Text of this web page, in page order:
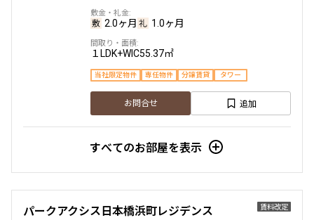
2.0ヶ月 1.0ヶ月
１LDK+WIC55.37㎡
当社限定物件 専任物件 分譲賃貸 タワー
お問合せ 追加
すべてのお部屋を表示
賃料改定
パークアクシス日本橋浜町レジデンス